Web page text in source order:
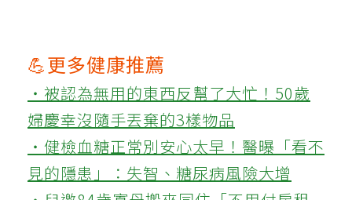
💪更多健康推薦
‧被認為無用的東西反幫了大忙！50歲
婦慶幸沒隨手丟棄的3樣物品
‧健檢血糖正常別安心太早！醫曝「看不
見的隱患」：失智、糖尿病風險大增